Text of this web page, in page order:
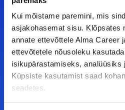
Kui mõistame paremini, mis
asjakohasemat sisu. Klõpsates
annate ettevõttele Alma Career
ettevõtetele nõusoleku
isikupärastamiseks, analüüsiks
Küpsiste kasutamist saad
seadetes.
teha koostööd, siis võta
F
a
c
b
I
n
s
a
© Alma Career Estonia OÜ